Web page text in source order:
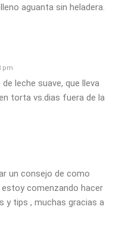
aguanta sin heladera.
pm
leche suave, que lleva
torta vs.dias fuera de la
un consejo de como
comenzando hacer
y tips , muchas gracias a